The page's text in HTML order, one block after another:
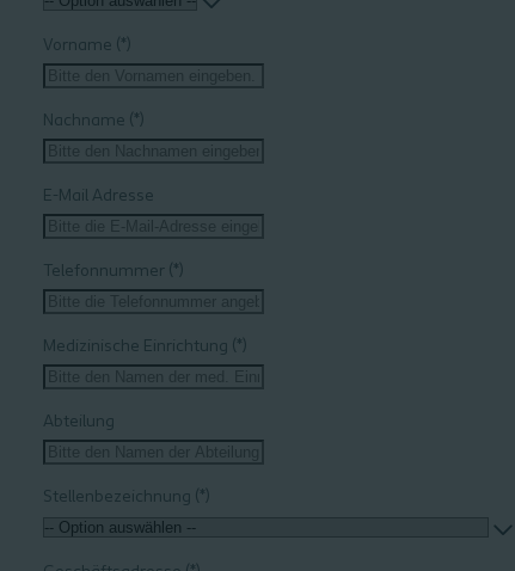
Vorname
Nachname
E-Mail Adresse
Telefonnummer
Medizinische Einrichtung
Abteilung
Stellenbezeichnung